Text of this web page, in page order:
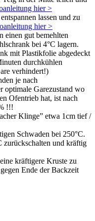
hier >
lassen und zu
hier >
einen gut bemehlten
bei 4°C lagern.
mit Plastikfolie abgedeckt
durchkühlen
verhindert!)
je nach
optimale Garezustand wo
Ofentrieb hat, ist nach
!!!
Klinge” etwa 1cm tief /
Schwaden bei 250°C.
zurückschalten und kräftig
kräftigere Kruste zu
Ende der Backzeit